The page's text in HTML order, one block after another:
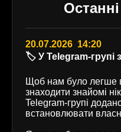
20.07.2026 14:20
🏷️ У Telegram-групі
Щоб нам було легше
знаходити знайомі
Telegram-групі
встановлювати